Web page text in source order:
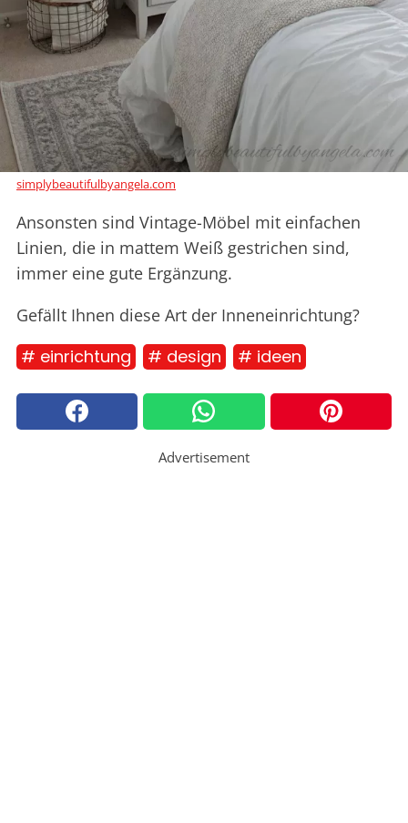
simplybeautifulbyangela.com
Ansonsten sind Vintage-Möbel mit einfachen
Linien, die in mattem Weiß gestrichen sind,
immer eine gute Ergänzung.
Gefällt Ihnen diese Art der Inneneinrichtung?
# einrichtung # design # ideen
Advertisement